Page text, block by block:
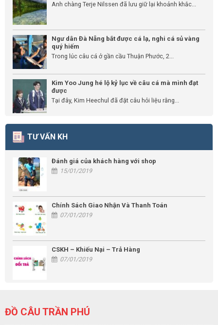
Anh chàng Terje Nilssen đã lưu giữ lại khoảnh khắc...
Ngư dân Đà Nẵng bắt được cá lạ, nghi cá sủ vàng
quý hiếm
Trong lúc câu cá ở gần cầu Thuận Phước, 2...
Kim Yoo Jung hé lộ kỷ lục về câu cá mà mình đạt
được
Tại đây, Kim Heechul đã đặt câu hỏi liệu rằng...
TƯ VẤN KH
Đánh giá của khách hàng với shop
15/01/2019
Chính Sách Giao Nhận Và Thanh Toán
07/01/2019
CSKH – Khiếu Nại – Trả Hàng
07/01/2019
ĐỒ CÂU TRẦN PHÚ